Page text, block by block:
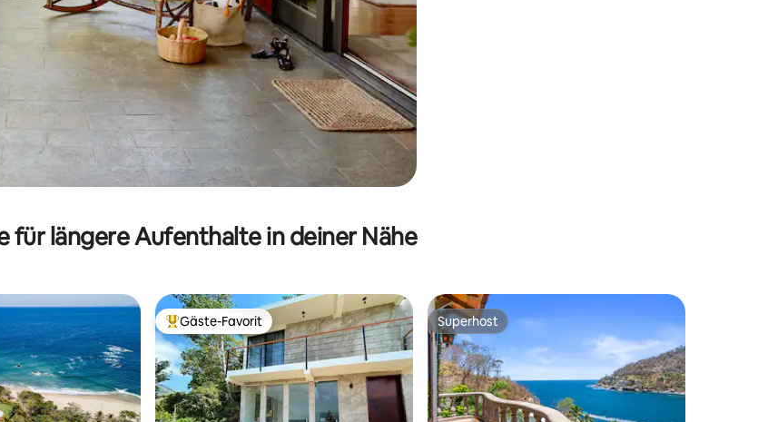
für längere Aufenthalte in deiner Nähe
Beliebter Gäste-Favorit.
Gäste-Favorit Superhost
Superhost